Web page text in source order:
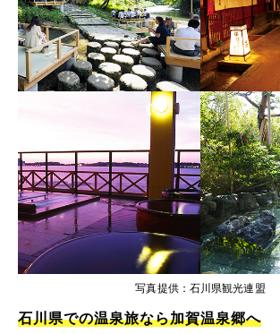
石川県での温泉旅なら加賀温泉郷へ
写真提供：石川県観光連盟